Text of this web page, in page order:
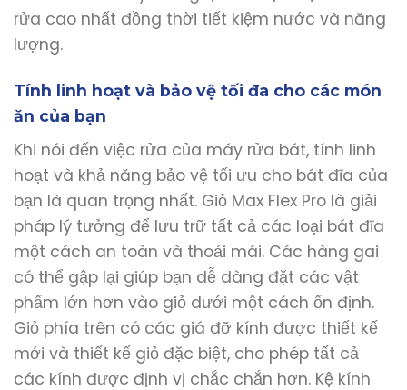
rửa cao nhất đồng thời tiết kiệm nước và năng
lượng.
Tính linh hoạt và bảo vệ tối đa cho các món
ăn của bạn
Khi nói đến việc rửa của máy rửa bát, tính linh
hoạt và khả năng bảo vệ tối ưu cho bát đĩa của
bạn là quan trọng nhất. Giỏ Max Flex Pro là giải
pháp lý tưởng để lưu trữ tất cả các loại bát đĩa
một cách an toàn và thoải mái. Các hàng gai
có thể gập lại giúp bạn dễ dàng đặt các vật
phẩm lớn hơn vào giỏ dưới một cách ổn định.
Giỏ phía trên có các giá đỡ kính được thiết kế
mới và thiết kế giỏ đặc biệt, cho phép tất cả
các kính được định vị chắc chắn hơn. Kệ kính